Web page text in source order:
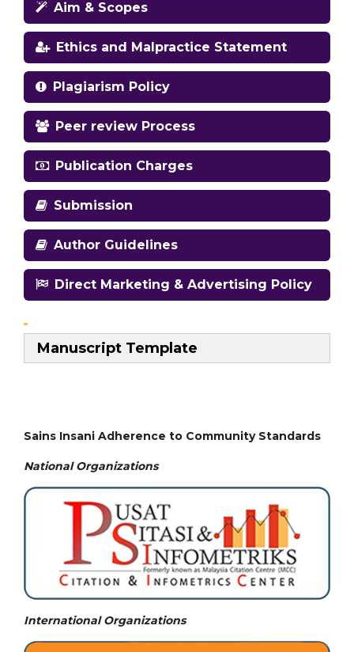
Aim & Scopes
Ethics and Malpractice Statement
Plagiarism Policy
Peer review Process
Publication Charges
Submission
Author Guidelines
Direct Marketing & Advertising Policy
Manuscript Template
Sains Insani Adherence to Community Standards
National Organizations
International Organizations